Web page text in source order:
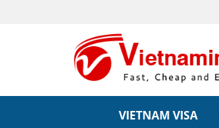
VIETNAM VISA